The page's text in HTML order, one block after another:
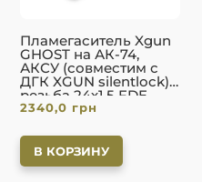
Пламегаситель Xgun
GHOST на АК-74,
АКСУ (совместим с
ДГК XGUN silentlock)
резьба 24х1,5 FDE
2340,0 грн
В КОРЗИНУ